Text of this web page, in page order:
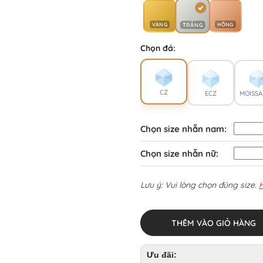
VÀNG TRẮNG HỒNG
Chọn đá:
CZ ECZ
Chọn size nhẫn nam:
Chọn size nhẫn nữ:
Lưu ý: Vui lòng chọn đúng size.
THÊM VÀO GIỎ HÀNG
Ưu đãi: